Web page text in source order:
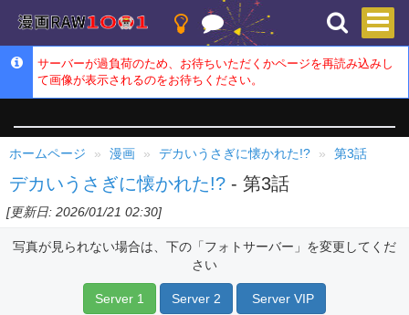
サーバーが過負荷のため、お待ちいただくかページを再読み込みし
て画像が表示されるのをお待ちください。
ホームページ 漫画 デカいうさぎに懐かれた!? 第3話
デカいうさぎに懐かれた!? - 第3話
[更新日: 2026/01/21 02:30]
写真が見られない場合は、下の「フォトサーバー」を変更してくだ
さい
Server 1 Server 2 Server VIP